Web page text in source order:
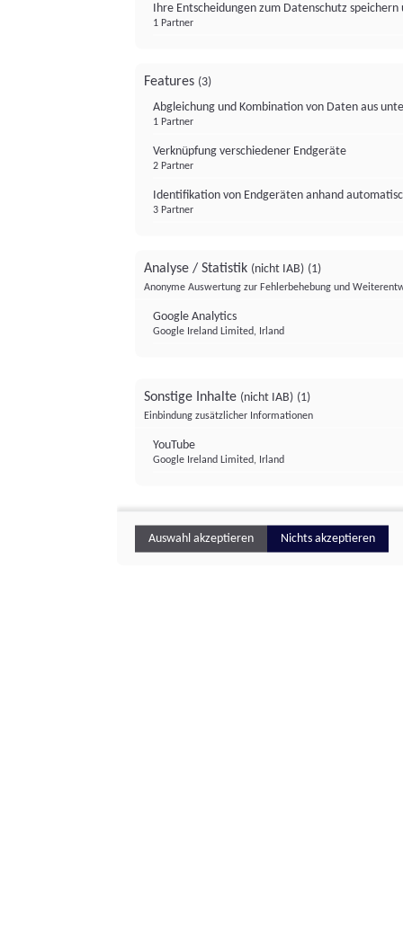
Ihre Entscheidungen zum Datenschutz
1 Partner
Features (3)
Abgleichung und Kombination von Daten aus
1 Partner
Verknüpfung verschiedener Endgeräte
2 Partner
Identifikation von Endgeräten anhand
3 Partner
Analyse / Statistik (nicht IAB) (1)
Anonyme Auswertung zur Fehlerbehebung und
Google Analytics
Google Ireland Limited, Irland
Sonstige Inhalte (nicht IAB) (1)
Einbindung zusätzlicher Informationen
YouTube
Google Ireland Limited, Irland
Auswahl akzeptieren Nichts akzeptieren